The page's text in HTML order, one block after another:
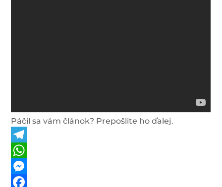
Páčil sa vám článok? Prepošlite ho ďalej.
Telegram
WhatsApp
Messenger